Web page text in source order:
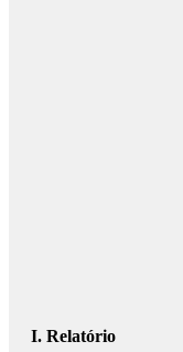
I. Relatório